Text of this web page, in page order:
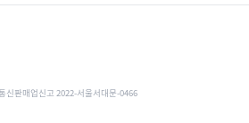
신판매업신고 2022-서울서대문-0466